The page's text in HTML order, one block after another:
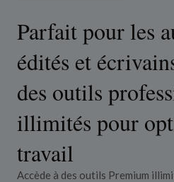
Parfait pour les
édités et
des outils
illimités pour
travail
Accède à des outils Premium